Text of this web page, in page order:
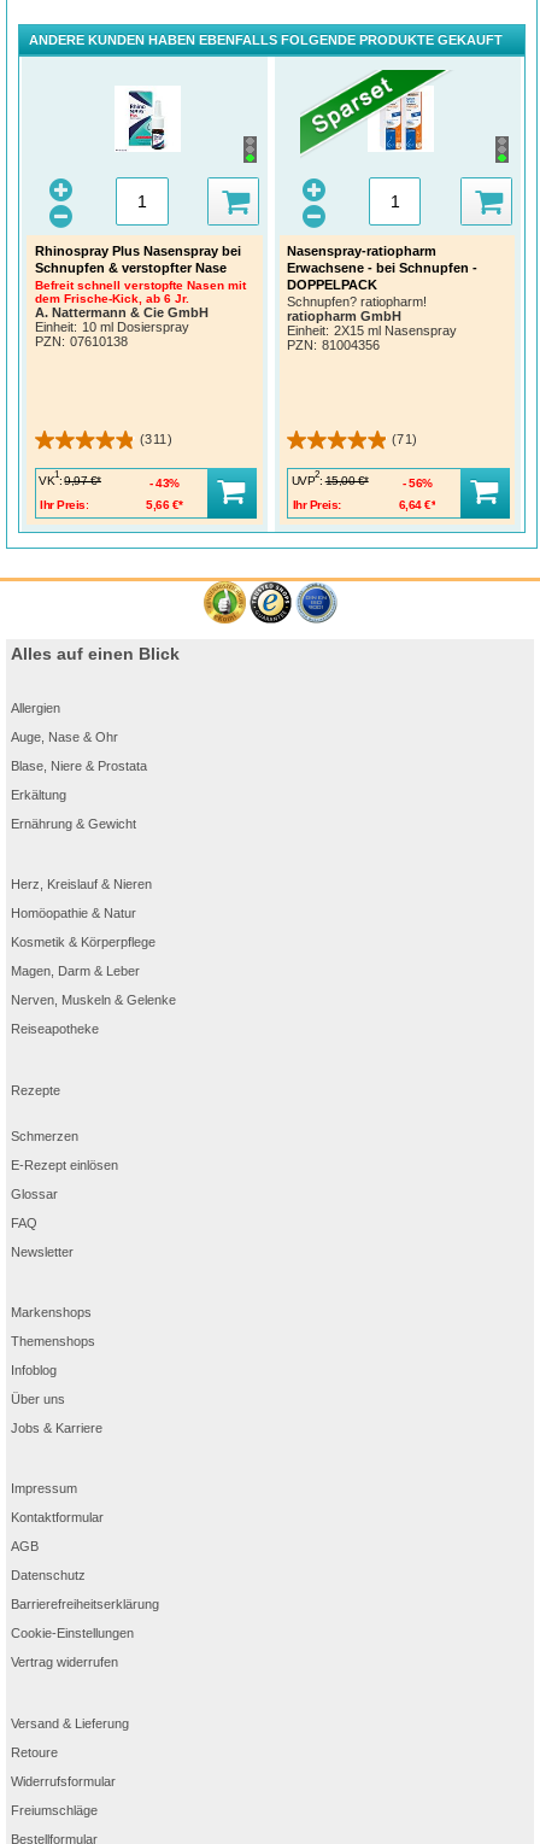
ANDERE KUNDEN HABEN EBENFALLS FOLGENDE PRODUKTE GEKAUFT
Rhinospray Plus Nasenspray bei
Schnupfen & verstopfter Nase
Befreit schnell verstopfte Nasen mit
dem Frische-Kick, ab 6 Jr.
A. Nattermann & Cie GmbH
Einheit: 10 ml Dosierspray
PZN: 07610138
(311)
VK
1
: 9,97 €*
Ihr Preis:
5,66 €*
43%
Nasenspray-ratiopharm
Erwachsene - bei Schnupfen -
DOPPELPACK
Schnupfen? ratiopharm!
ratiopharm GmbH
Einheit: 2X15 ml Nasenspray
PZN: 81004356
(71)
UVP
2
: 15,00 €*
Ihr Preis:
6,64 €*
56%
Alles auf einen Blick
Allergien
Auge, Nase & Ohr
Blase, Niere & Prostata
Erkältung
Ernährung & Gewicht
Herz, Kreislauf & Nieren
Homöopathie & Natur
Kosmetik & Körperpflege
Magen, Darm & Leber
Nerven, Muskeln & Gelenke
Reiseapotheke
Rezepte
Schmerzen
E-Rezept einlösen
Glossar
FAQ
Newsletter
Markenshops
Themenshops
Infoblog
Über uns
Jobs & Karriere
Impressum
Kontaktformular
AGB
Datenschutz
Barrierefreiheitserklärung
Cookie-Einstellungen
Vertrag widerrufen
Versand & Lieferung
Retoure
Widerrufsformular
Freiumschläge
Bestellformular